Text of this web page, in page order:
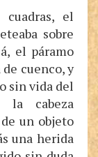
el
sobre
el páramo
cuenco, y
sin vida del
la cabeza
un objeto
una herida